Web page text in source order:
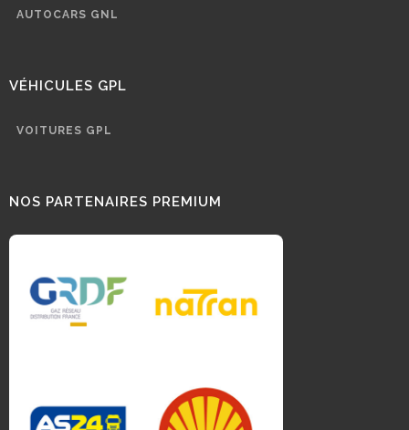
AUTOCARS GNL
VÉHICULES GPL
VOITURES GPL
NOS PARTENAIRES PREMIUM